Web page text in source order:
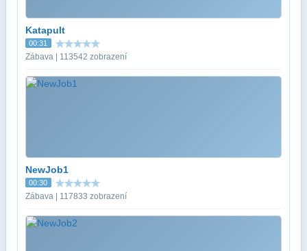
Katapult
00:31
Zábava | 113542 zobrazení
NewJob1
00:30
Zábava | 117833 zobrazení